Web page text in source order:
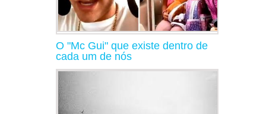
O "Mc Gui" que existe dentro de
cada um de nós